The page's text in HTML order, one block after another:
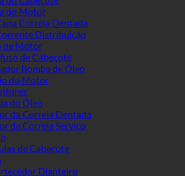
do Motor
Correia Dentada
Distribuição
de Motor
de Cabeçote
Bomba de Óleo
do Motor
do Óleo
da Correia Dentada
da Correia Serviço
de Cabeçote
Dianteiro